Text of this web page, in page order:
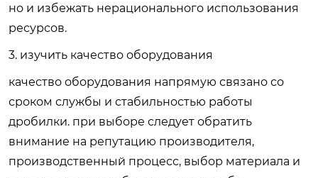
но и избежать нерационального использования
ресурсов.
3. изучить качество оборудования
качество оборудования напрямую связано со
сроком службы и стабильностью работы
дробилки. при выборе следует обратить
внимание на репутацию производителя,
производственный процесс, выбор материала и